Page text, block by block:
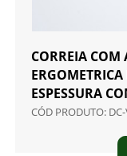
CORREIA COM
ESPESSURA
CÓD PRODUTO: